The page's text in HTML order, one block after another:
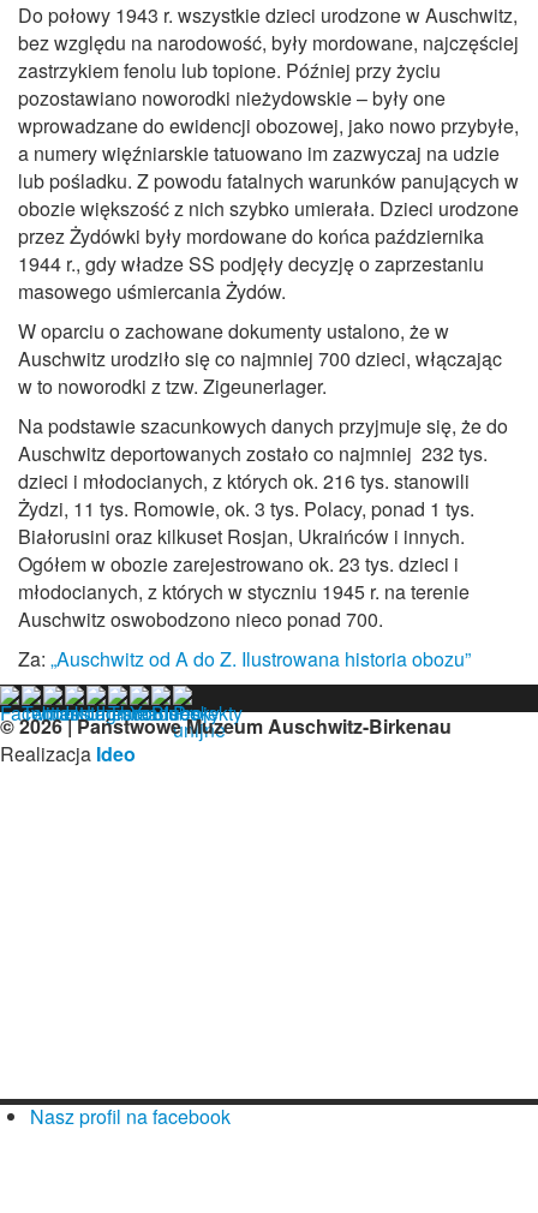
Do połowy 1943 r. wszystkie dzieci urodzone w Auschwitz,
bez względu na narodowość, były mordowane, najczęściej
zastrzykiem fenolu lub topione. Później przy życiu
pozostawiano noworodki nieżydowskie – były one
wprowadzane do ewidencji obozowej, jako nowo przybyłe,
a numery więźniarskie tatuowano im zazwyczaj na udzie
lub pośladku. Z powodu fatalnych warunków panujących w
obozie większość z nich szybko umierała. Dzieci urodzone
przez Żydówki były mordowane do końca października
1944 r., gdy władze SS podjęły decyzję o zaprzestaniu
masowego uśmiercania Żydów.
W oparciu o zachowane dokumenty ustalono, że w
Auschwitz urodziło się co najmniej 700 dzieci, włączając
w to noworodki z tzw. Zigeunerlager.
Na podstawie szacunkowych danych przyjmuje się, że do
Auschwitz deportowanych zostało co najmniej 232 tys.
dzieci i młodocianych, z których ok. 216 tys. stanowili
Żydzi, 11 tys. Romowie, ok. 3 tys. Polacy, ponad 1 tys.
Białorusini oraz kilkuset Rosjan, Ukraińców i innych.
Ogółem w obozie zarejestrowano ok. 23 tys. dzieci i
młodocianych, z których w styczniu 1945 r. na terenie
Auschwitz oswobodzono nieco ponad 700.
Za: „Auschwitz od A do Z. Ilustrowana historia obozu”
© 2026 | Państwowe Muzeum Auschwitz-Birkenau
Realizacja Ideo
Nasz profil na facebook